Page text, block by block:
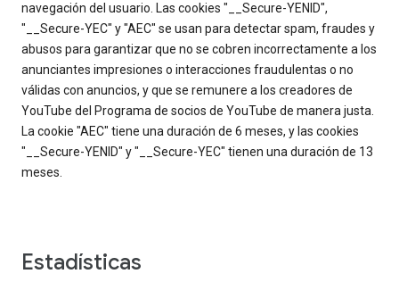
navegación del usuario. Las cookies "__Secure-YENID",
"__Secure-YEC" y "AEC" se usan para detectar spam, fraudes y
abusos para garantizar que no se cobren incorrectamente a los
anunciantes impresiones o interacciones fraudulentas o no
válidas con anuncios, y que se remunere a los creadores de
YouTube del Programa de socios de YouTube de manera justa.
La cookie "AEC" tiene una duración de 6 meses, y las cookies
"__Secure-YENID" y "__Secure-YEC" tienen una duración de 13
meses.
Estadísticas